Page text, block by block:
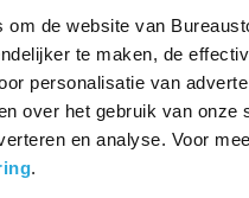
de website van
te maken, de
personalisatie van
over het gebruik van onze
en analyse. Voor
.
kopen?